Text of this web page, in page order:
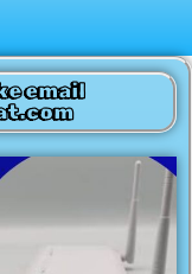
email